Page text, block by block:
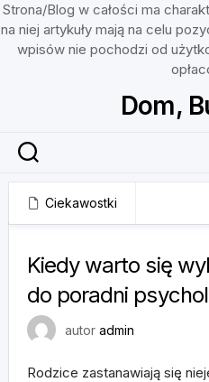
Strona/Blog w całości ma
na niej artykuły mają na celu
wpisów nie pochodzi od
Dom,
Ciekawostki
Kiedy warto się
do poradni
autor admin
Rodzice zastanawiają się